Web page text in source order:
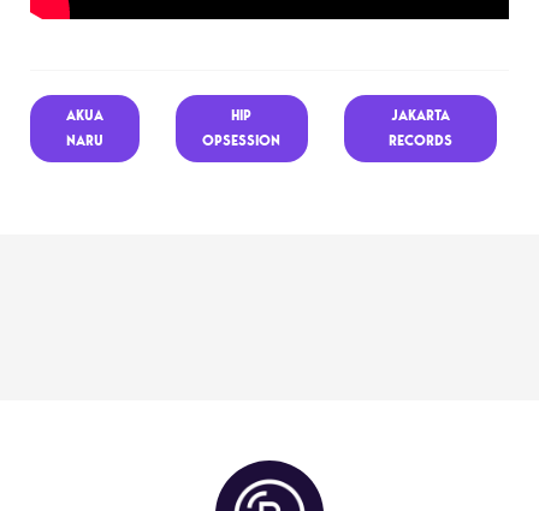
AKUA
NARU
HIP
OPSESSION
JAKARTA
RECORDS